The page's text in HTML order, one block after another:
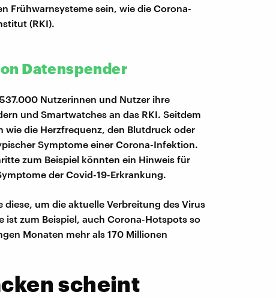
Frühwarnsysteme sein, wie die Corona-
(RKI).
Datenspender
Nutzerinnen und Nutzer ihre
und Smartwatches an das RKI. Seitdem
die Herzfrequenz, den Blutdruck oder
Symptome einer Corona-Infektion.
zum Beispiel könnten ein Hinweis für
der Covid-19-Erkrankung.
um die aktuelle Verbreitung des Virus
ist zum Beispiel, auch Corona-Hotspots so
Monaten mehr als 170 Millionen
scheint